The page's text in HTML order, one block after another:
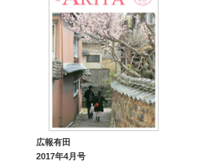
広報有田
2017年4月号